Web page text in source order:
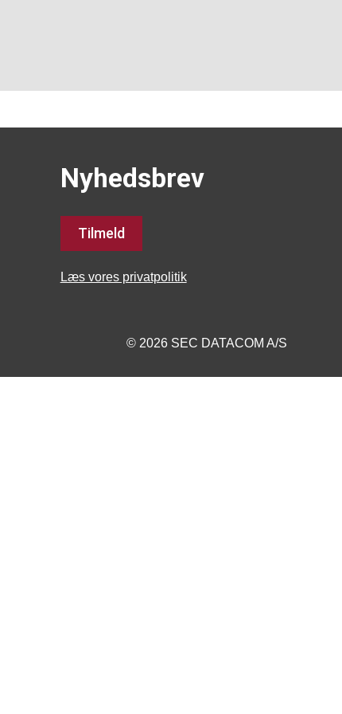
Nyhedsbrev
Tilmeld
Læs vores privatpolitik
© 2026 SEC DATACOM A/S